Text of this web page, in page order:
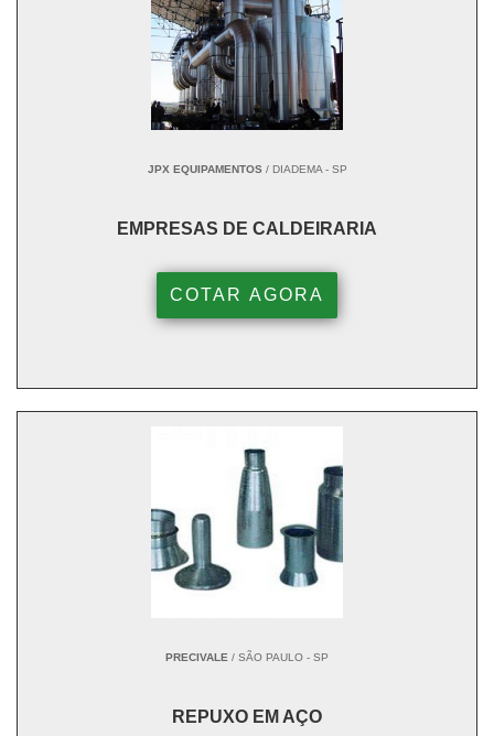
JPX EQUIPAMENTOS/ DIADEMA - SP
EMPRESAS DE CALDEIRARIA
COTAR AGORA
PRECIVALE / SÃO PAULO - SP
REPUXO EM AÇO